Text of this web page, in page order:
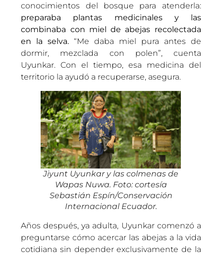
conocimientos del bosque para atenderla:
preparaba plantas medicinales y las
combinaba con miel de abejas recolectada
en la selva. “Me daba miel pura antes de
dormir, mezclada con polen”, cuenta
Uyunkar. Con el tiempo, esa medicina del
territorio la ayudó a recuperarse, asegura.
Jiyunt Uyunkar y las colmenas de
Wapas Nuwa. Foto: cortesía
Sebastián Espín/Conservación
Internacional Ecuador.
Años después, ya adulta, Uyunkar comenzó a
preguntarse cómo acercar las abejas a la vida
cotidiana sin depender exclusivamente de la